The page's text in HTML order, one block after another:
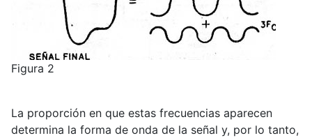
Figura 2
La proporción en que estas frecuencias aparecen
determina la forma de onda de la señal y, por lo tanto,